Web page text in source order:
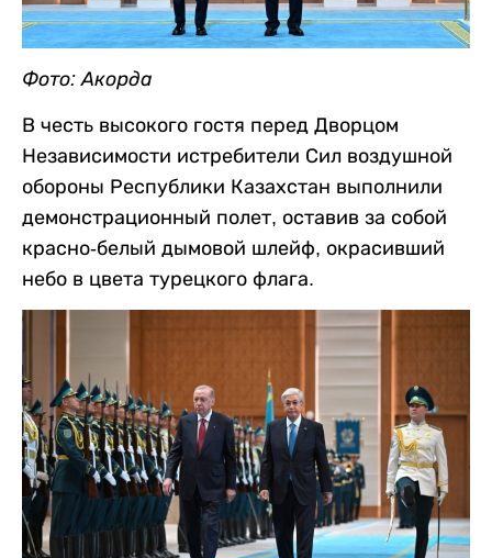
Фото: Акорда
В честь высокого гостя перед Дворцом
Независимости истребители Сил воздушной
обороны Республики Казахстан выполнили
демонстрационный полет, оставив за собой
красно-белый дымовой шлейф, окрасивший
небо в цвета турецкого флага.